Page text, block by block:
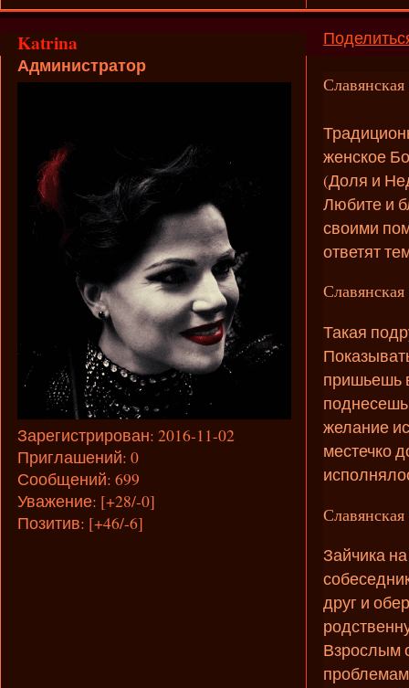
Katrina
Администратор
Зарегистрирован: 2016-11-02
Приглашений: 0
Сообщений: 699
Уважение: [+28/-0]
Позитив: [+46/-6]
Славянская
женское
(Доля и
Любите и
своими
ответят
Такая
пришьешь
поднесешь
желание
местечко
Зайчика
друг и
Взрослым